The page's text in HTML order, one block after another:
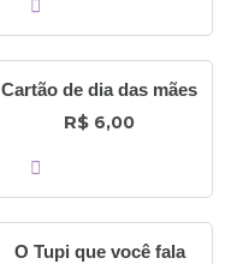
Cartão de dia das mães
R$ 6,00
O Tupi que você fala